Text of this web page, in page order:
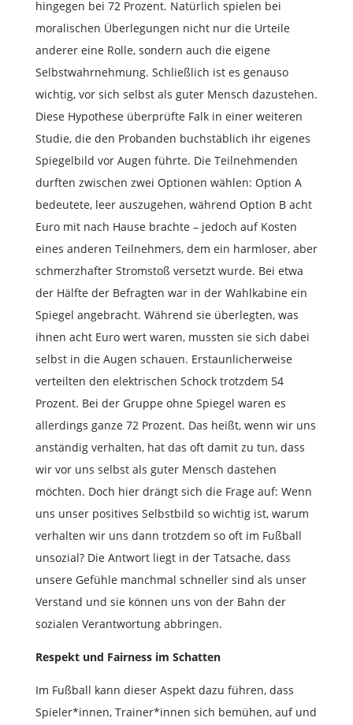
hingegen bei 72 Prozent. Natürlich spielen bei
moralischen Überlegungen nicht nur die Urteile
anderer eine Rolle, sondern auch die eigene
Selbstwahrnehmung. Schließlich ist es genauso
wichtig, vor sich selbst als guter Mensch dazustehen.
Diese Hypothese überprüfte Falk in einer weiteren
Studie, die den Probanden buchstäblich ihr eigenes
Spiegelbild vor Augen führte. Die Teilnehmenden
durften zwischen zwei Optionen wählen: Option A
bedeutete, leer auszugehen, während Option B acht
Euro mit nach Hause brachte – jedoch auf Kosten
eines anderen Teilnehmers, dem ein harmloser, aber
schmerzhafter Stromstoß versetzt wurde. Bei etwa
der Hälfte der Befragten war in der Wahlkabine ein
Spiegel angebracht. Während sie überlegten, was
ihnen acht Euro wert waren, mussten sie sich dabei
selbst in die Augen schauen. Erstaunlicherweise
verteilten den elektrischen Schock trotzdem 54
Prozent. Bei der Gruppe ohne Spiegel waren es
allerdings ganze 72 Prozent. Das heißt, wenn wir uns
anständig verhalten, hat das oft damit zu tun, dass
wir vor uns selbst als guter Mensch dastehen
möchten. Doch hier drängt sich die Frage auf: Wenn
uns unser positives Selbstbild so wichtig ist, warum
verhalten wir uns dann trotzdem so oft im Fußball
unsozial? Die Antwort liegt in der Tatsache, dass
unsere Gefühle manchmal schneller sind als unser
Verstand und sie können uns von der Bahn der
sozialen Verantwortung abbringen.
Respekt und Fairness im Schatten
Im Fußball kann dieser Aspekt dazu führen, dass
Spieler*innen, Trainer*innen sich bemühen, auf und